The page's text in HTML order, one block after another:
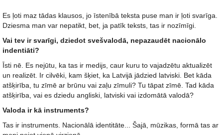
Es ļoti maz tādas klausos, jo īstenībā teksta puse man ir ļoti svarīga.
Dziesma man var nepatikt, bet, ja patīk teksts, tas ir nozīmīgi.
Vai tev ir svarīgi, dziedot svešvalodā, nepazaudēt nacionālo
indentiāti?
Īsti nē. Es nejūtu, ka tas ir medijs, caur kuru to vajadzētu aktualizēt
un realizēt. Ir cilvēki, kam šķiet, ka Latvijā jādzied latviski. Bet kāda
atšķirība, tu zīmē ar brūnu vai zaļu zīmuli? Tu tāpat zīmē. Tad kāda
atšķirība, vai es dziedu angliski, latviski vai izdomātā valodā?
Valoda ir kā instruments?
Tas ir instruments. Nacionālā identitāte... Šajā, mūzikas, formā tas ar